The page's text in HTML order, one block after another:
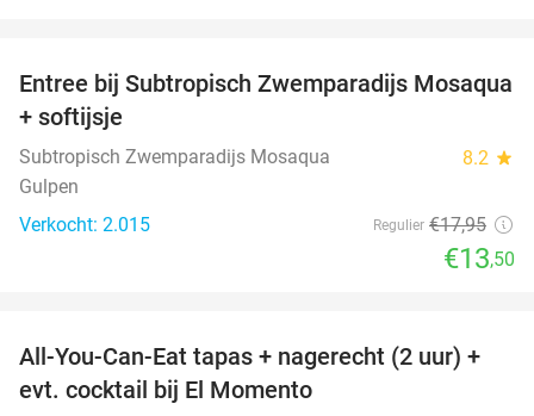
25%
Entree bij Subtropisch Zwemparadijs Mosaqua
+ softijsje
Subtropisch Zwemparadijs Mosaqua 8.2 star
Gulpen
Verkocht: 2.015
Regulier €17,95
€13,50
31%
All-You-Can-Eat tapas + nagerecht (2 uur) +
evt. cocktail bij El Momento